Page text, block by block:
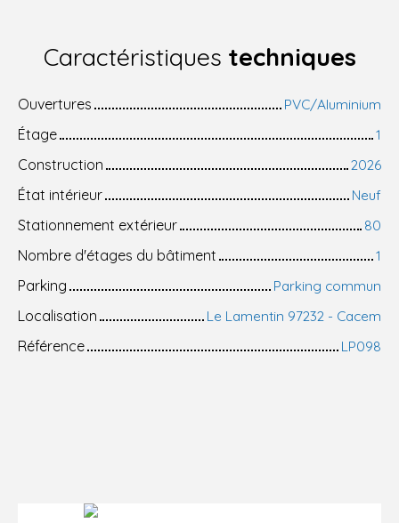
Caractéristiques techniques
Ouvertures
PVC/Aluminium
Étage
1
Construction
2026
État intérieur
Neuf
Stationnement extérieur
80
Nombre d'étages du bâtiment
1
Parking
Parking commun
Localisation
Le Lamentin 97232 - Cacem
Référence
LP098